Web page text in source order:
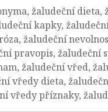
žaludeční dieta,
kapky,
žaludeční
pravopis, žaludeční
žaludeční vřed,
vředy dieta,
vředy příznaky,